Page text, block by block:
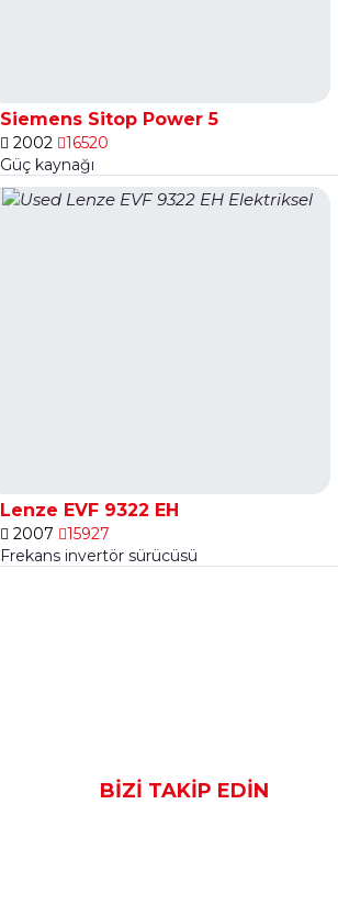
Siemens Sitop Power 5
2002
16520
Güç kaynağı
Lenze EVF 9322 EH
2007
15927
Frekans invertör sürücüsü
BİZİ TAKİP EDİN